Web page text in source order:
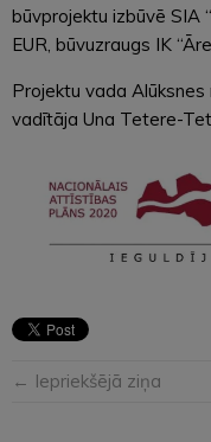
būvprojektu izbūvē SIA
EUR, būvuzraugs IK
Projektu vada
vadītāja Una Tetere-
← Iepriekšējā ziņa